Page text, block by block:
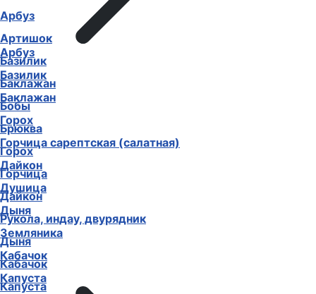
Арбуз
Базилик
Баклажан
Горох
Горчица сарептская (салатная)
Дайкон
Душица
Дыня
Земляника
Кабачок
Капуста
Арбуз
Артишок
Базилик
Баклажан
Бобы
Брюква
Горох
Горчица
Дайкон
Рукола, индау, двурядник
Дыня
Кабачок
Капуста